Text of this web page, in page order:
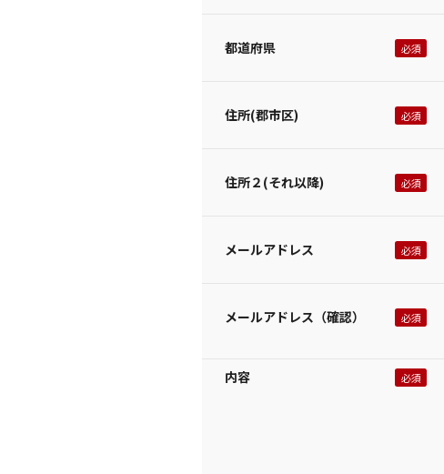
都道府県
住所(郡市区)
住所２(それ以降)
メールアドレス
メールアドレス（確認）
内容